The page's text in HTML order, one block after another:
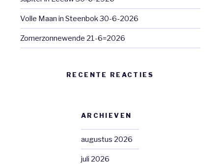
Volle Maan in Steenbok 30-6-2026
Zomerzonnewende 21-6=2026
RECENTE REACTIES
ARCHIEVEN
augustus 2026
juli 2026